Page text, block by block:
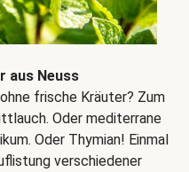
aus Neuss
frische Kräuter? Zum
Oder mediterrane
Oder Thymian! Einmal
verschiedener